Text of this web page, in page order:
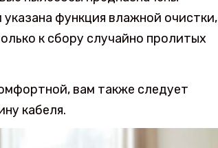
функция влажной очистки,
к сбору случайно пролитых
вам также следует
кабеля.